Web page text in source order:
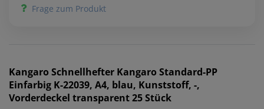
Frage zum Produkt
Kangaro Schnellhefter Kangaro Standard-PP
Einfarbig K-22039, A4, blau, Kunststoff, -,
Vorderdeckel transparent 25 Stück